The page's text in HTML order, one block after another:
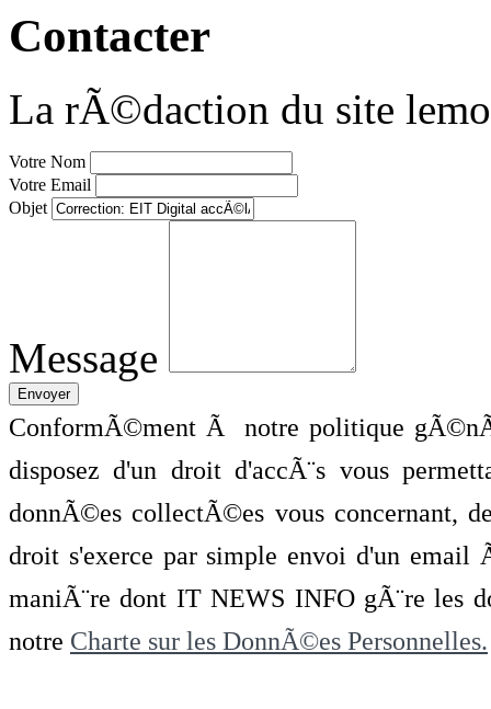
Contacter
La rÃ©daction du site
Votre Nom
Votre Email
Objet
Message
ConformÃ©ment Ã notre politique
disposez d'un droit d'accÃ¨s vous
donnÃ©es collectÃ©es vous concernant,
droit s'exerce par simple envoi d'un
maniÃ¨re dont IT NEWS INFO gÃ¨re les
notre Charte sur les DonnÃ©es Personnelles.